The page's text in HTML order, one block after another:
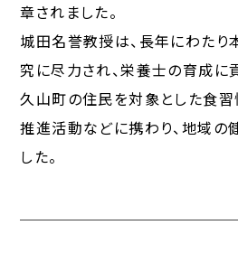
章されました。
城田名誉教授は、長年にわたり
究に尽力され、栄養士の育成に
久山町の住民を対象とした食
推進活動などに携わり、地域の
した。